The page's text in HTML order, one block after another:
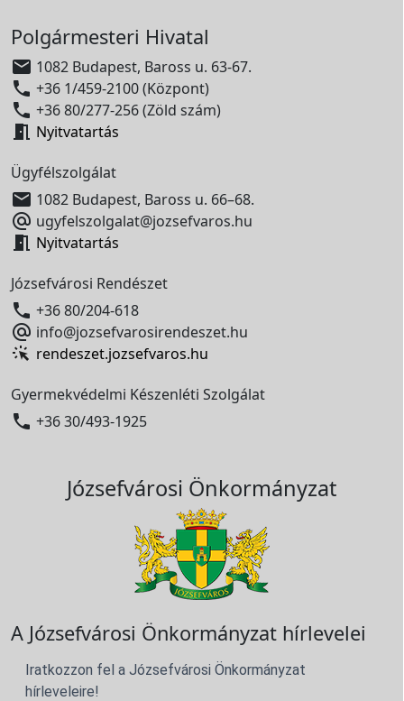
Polgármesteri Hivatal
 1082 Budapest, Baross u. 63-67.
 +36 1/459-2100 (Központ)
 +36 80/277-256 (Zöld szám)
 Nyitvatartás
Ügyfélszolgálat
 1082 Budapest, Baross u. 66–68.
 ugyfelszolgalat@jozsefvaros.hu
 Nyitvatartás
Józsefvárosi Rendészet
 +36 80/204-618
 info@jozsefvarosirendeszet.hu
rendeszet.jozsefvaros.hu
Gyermekvédelmi Készenléti Szolgálat
 +36 30/493-1925
Józsefvárosi Önkormányzat
A Józsefvárosi Önkormányzat hírlevelei
Iratkozzon fel a Józsefvárosi Önkormányzat
hírleveleire!